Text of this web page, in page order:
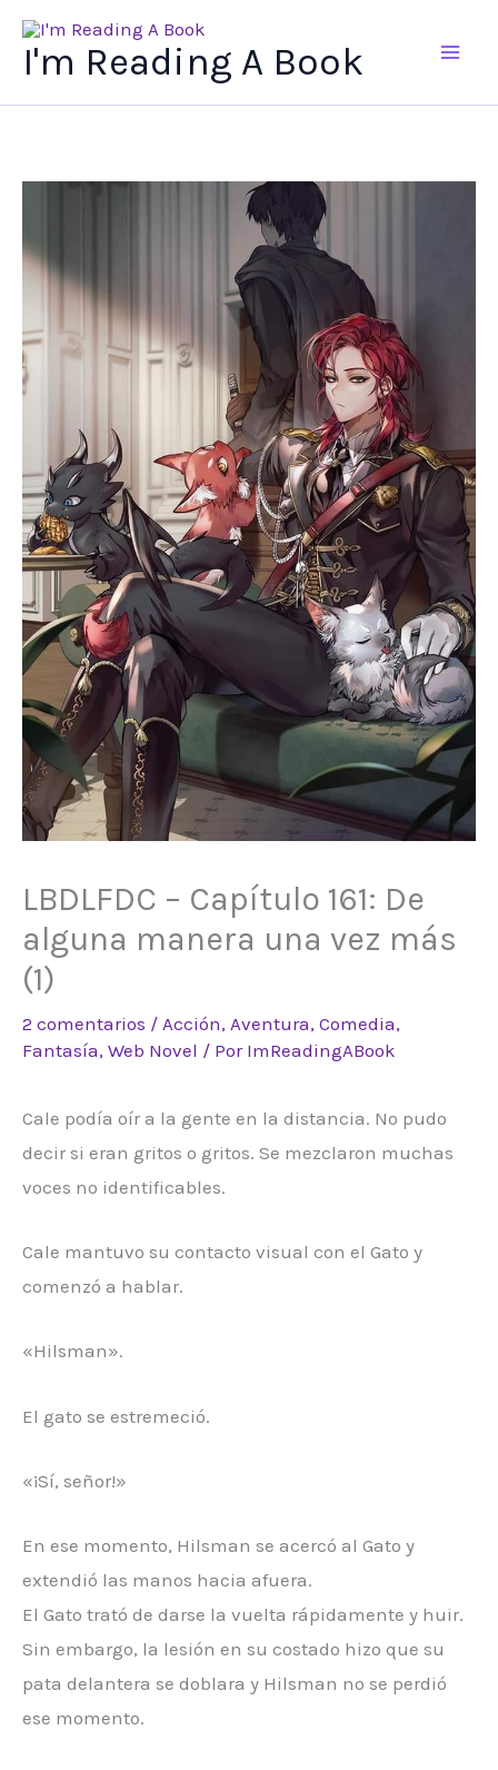
I'm Reading A Book
LBDLFDC – Capítulo 161: De
alguna manera una vez más
(1)
2 comentarios / Acción, Aventura, Comedia,
Fantasía, Web Novel / Por ImReadingABook
Cale podía oír a la gente en la distancia. No pudo
decir si eran gritos o gritos. Se mezclaron muchas
voces no identificables.
Cale mantuvo su contacto visual con el Gato y
comenzó a hablar.
«Hilsman».
El gato se estremeció.
«¡Sí, señor!»
En ese momento, Hilsman se acercó al Gato y
extendió las manos hacia afuera.
El Gato trató de darse la vuelta rápidamente y huir.
Sin embargo, la lesión en su costado hizo que su
pata delantera se doblara y Hilsman no se perdió
ese momento.